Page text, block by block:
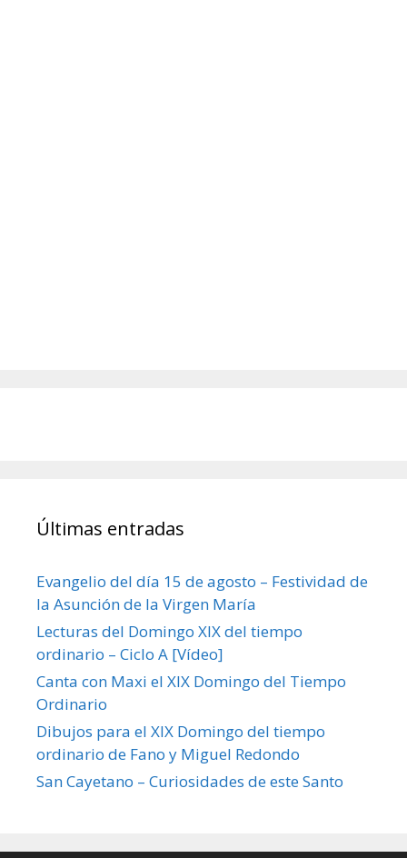
Últimas entradas
Evangelio del día 15 de agosto – Festividad de
la Asunción de la Virgen María
Lecturas del Domingo XIX del tiempo
ordinario – Ciclo A [Vídeo]
Canta con Maxi el XIX Domingo del Tiempo
Ordinario
Dibujos para el XIX Domingo del tiempo
ordinario de Fano y Miguel Redondo
San Cayetano – Curiosidades de este Santo